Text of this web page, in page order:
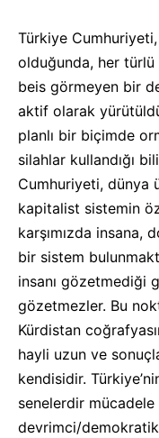
Türkiye
olduğunda, her
beis görmeyen bir
aktif olarak
planlı bir biçimde
silahlar kullandığı
Cumhuriyeti, dünya
kapitalist sistemin
karşımızda insana,
bir sistem
insanı gözetmediği
gözetmezler. Bu
Kürdistan
hayli uzun ve
kendisidir.
senelerdir
devrimci/